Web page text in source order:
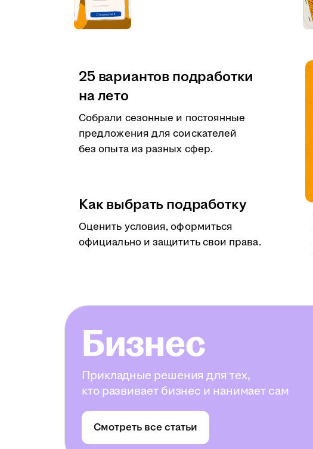
25 вариантов подработки
на лето
Собрали сезонные и постоянные
предложения для соискателей
без опыта из разных сфер.
Как выбрать подработку
Оценить условия, оформиться
официально и защитить свои права.
Бизнес
Прикладные решения для тех,
кто развивает бизнес и нанимает сам
Смотреть все статьи